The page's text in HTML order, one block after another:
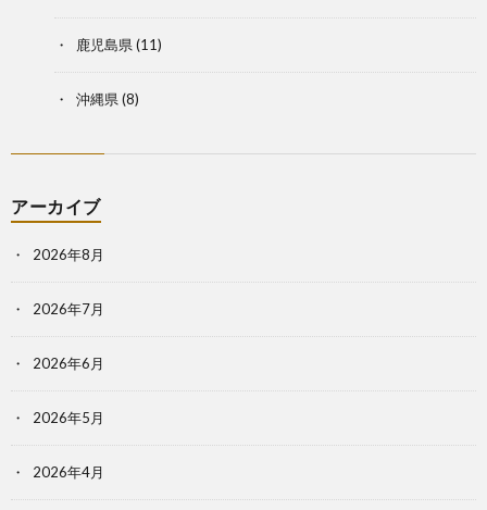
鹿児島県(11)
沖縄県(8)
アーカイブ
2026年8月
2026年7月
2026年6月
2026年5月
2026年4月